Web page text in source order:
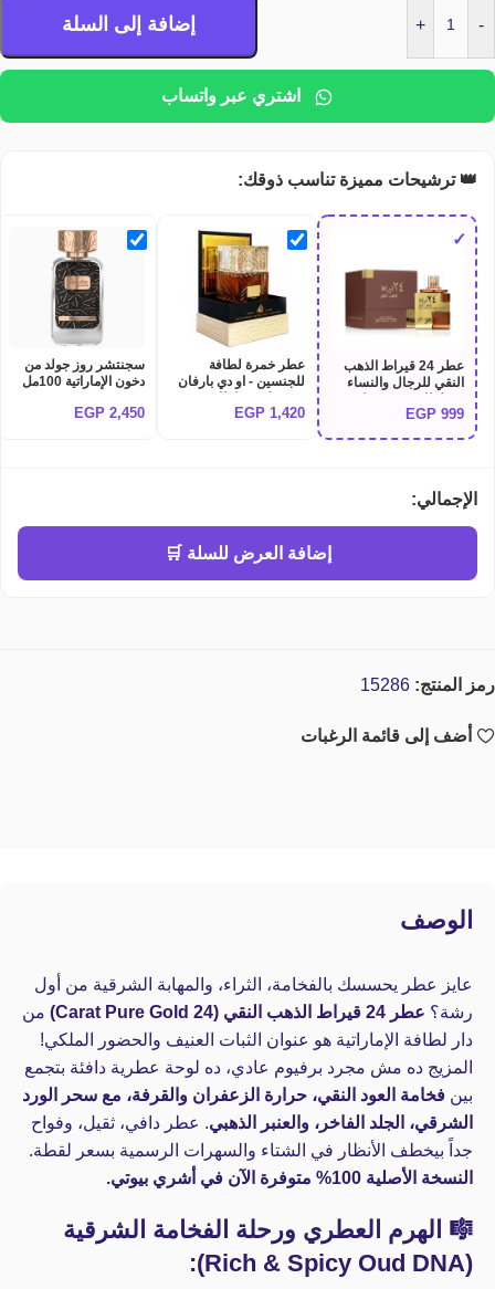
-
+ إضافة إلى السلة
اشتري عبر واتساب
👑 ترشيحات مميزة تناسب ذوقك:
✓
عطر 24 قيراط الذهب
النقي للرجال والنساء
LATTAFA 24 CARAT
999
EGP
عطر خمرة لطافة
للجنسين - او دي بارفان
Lattafa khamrah
1,420
EGP
سجنتشر روز جولد من
دخون الإماراتية 100مل
perfume
2,450
EGP
الإجمالي:
إضافة العرض للسلة 🛒
رمز المنتج: 15286
أضف إلى قائمة الرغبات
الوصف
عايز عطر يحسسك بالفخامة، الثراء، والمهابة الشرقية من أول
رشة؟ عطر 24 قيراط الذهب النقي (24 Carat Pure Gold)
من
دار لطافة الإماراتية هو عنوان الثبات العنيف والحضور الملكي!
المزيج ده مش مجرد برفيوم عادي، ده لوحة عطرية دافئة بتجمع
بين فخامة العود النقي، حرارة الزعفران والقرفة، مع سحر الورد
الشرقي، الجلد الفاخر، والعنبر الذهبي. عطر دافي، ثقيل، وفواح
جداً بيخطف الأنظار في الشتاء والسهرات الرسمية بسعر لقطة.
النسخة الأصلية 100% متوفرة الآن في أشري بيوتي.
🎼 الهرم العطري ورحلة الفخامة الشرقية
(Rich & Spicy Oud DNA):